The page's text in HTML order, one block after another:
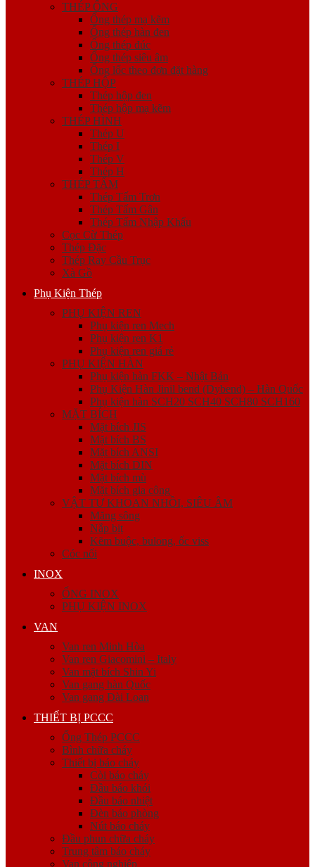
THÉP ỐNG
Ống thép mạ kẽm
Ống thép hàn đen
Ống thép đúc
Ống thép siêu âm
Ống lốc theo đơn đặt hàng
THÉP HỘP
Thép hộp đen
Thép hộp mạ kẽm
THÉP HÌNH
Thép U
Thép I
Thép V
Thép H
THÉP TẤM
Thép Tấm Trơn
Thép Tấm Gân
Thép Tấm Nhập Khẩu
Cọc Cừ Thép
Thép Đặc
Thép Ray Cầu Trục
Xà Gồ
Phụ Kiện Thép
PHỤ KIỆN REN
Phụ kiện ren Mech
Phụ kiện ren K1
Phụ kiện ren giá rẻ
PHỤ KIỆN HÀN
Phụ kiện hàn FKK – Nhật Bản
Phụ Kiện Hàn Jinil bend (Dybend) – Hàn Quốc
Phụ kiện hàn SCH20 SCH40 SCH80 SCH160
MẶT BÍCH
Mặt bích JIS
Mặt bích BS
Mặt bích ANSI
Mặt bích DIN
Mặt bích mù
Mặt bích gia công
VẬT TƯ KHOAN NHỒI, SIÊU ÂM
Măng sông
Nắp bịt
Kẽm buộc, bulong, ốc viss
Cóc nối
INOX
ỐNG INOX
PHỤ KIỆN INOX
VAN
Van ren Minh Hòa
Van ren Giacomini – Italy
Van mặt bích Shin Yi
Van gang hàn Quốc
Van gang Đài Loan
THIẾT BỊ PCCC
Ống Thép PCCC
Bình chữa cháy
Thiết bị báo cháy
Còi báo cháy
Đầu báo khói
Đầu báo nhiệt
Đèn báo phòng
Nút báo cháy
Đầu phun chữa cháy
Trung tâm báo cháy
Van công nghiệp